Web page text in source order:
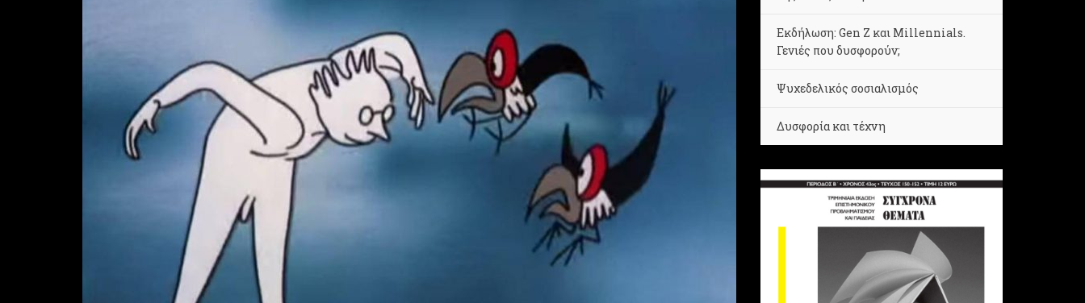
Εκδήλωση: Gen Z και Millennials.
Γενιές που δυσφορούν;
Ψυχεδελικός σοσιαλισμός
Δυσφορία και τέχνη